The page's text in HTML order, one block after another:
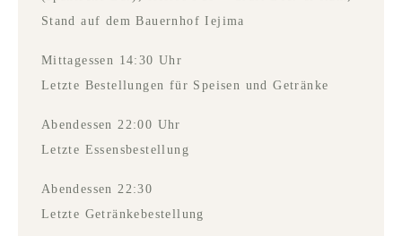
Stand auf dem Bauernhof Iejima
Mittagessen 14:30 Uhr
Letzte Bestellungen für Speisen und Getränke
Abendessen 22:00 Uhr
Letzte Essensbestellung
Abendessen 22:30
Letzte Getränkebestellung